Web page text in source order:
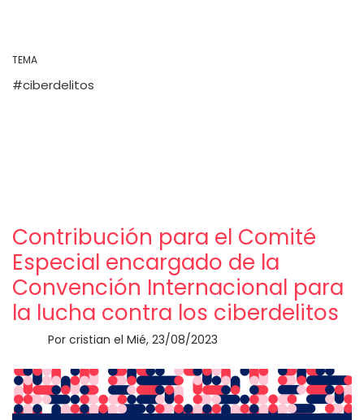
TEMA
ciberdelitos
Contribución para el Comité
Especial encargado de la
Convención Internacional para
la lucha contra los ciberdelitos
Por cristian el Mié, 23/08/2023